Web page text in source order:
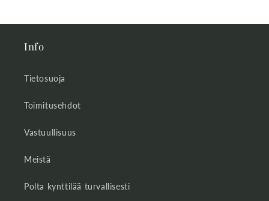
Info
Tietosuoja
Toimitusehdot
Vastuullisuus
Meistä
Polta kynttilää turvallisesti